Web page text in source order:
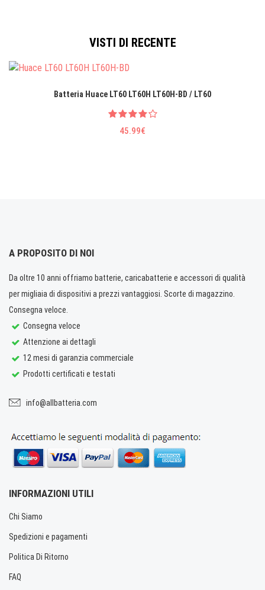
VISTI DI RECENTE
Batteria Huace LT60 LT60H LT60H-BD / LT60
45.99€
A PROPOSITO DI NOI
Da oltre 10 anni offriamo batterie, caricabatterie e accessori di qualità
per migliaia di dispositivi a prezzi vantaggiosi. Scorte di magazzino.
Consegna veloce.
Consegna veloce
Attenzione ai dettagli
12 mesi di garanzia commerciale
Prodotti certificati e testati
info@allbatteria.com
INFORMAZIONI UTILI
Chi Siamo
Spedizioni e pagamenti
Politica Di Ritorno
FAQ